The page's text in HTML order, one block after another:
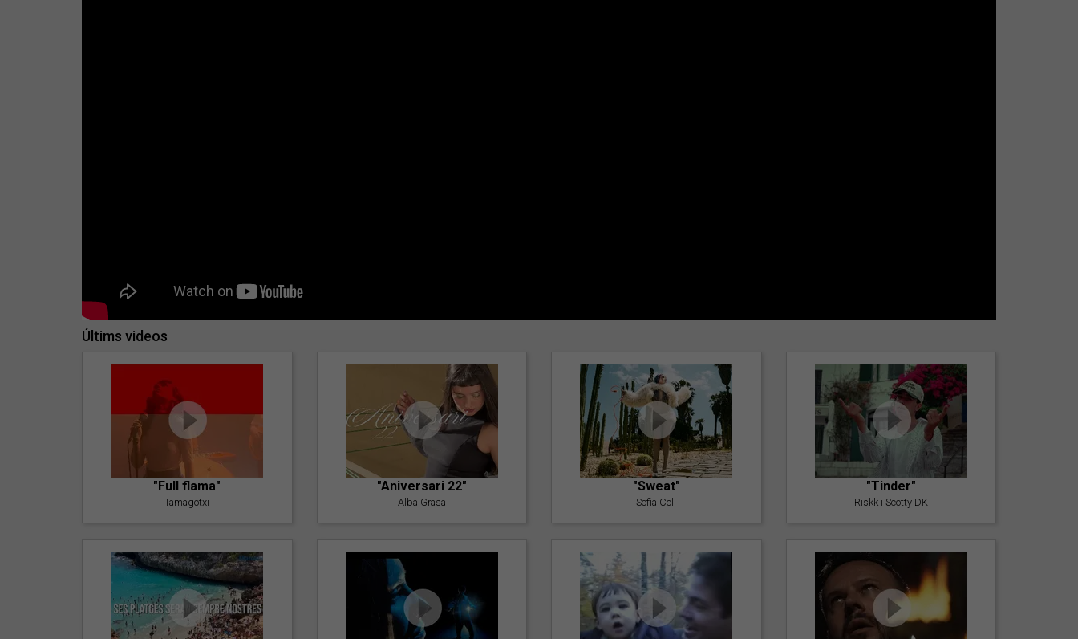
Últims videos
"Full flama"
Tamagotxi
"Aniversari 22"
Alba Grasa
"Sweat"
Sofia Coll
"Tinder"
Riskk i Scotty DK